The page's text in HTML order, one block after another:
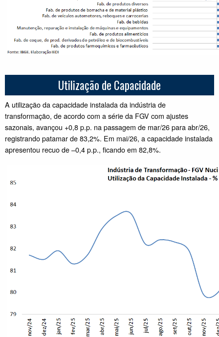
Utilização de Capacidade
A utilização da capacidade instalada da indústria de
transformação, de acordo com a série da FGV com ajustes
sazonais, avançou +0,8 p.p. na passagem de mar/26 para abr/26,
registrando patamar de 83,2%. Em mai/26, a capacidade instalada
apresentou recuo de –0,4 p.p., ficando em 82,8%.